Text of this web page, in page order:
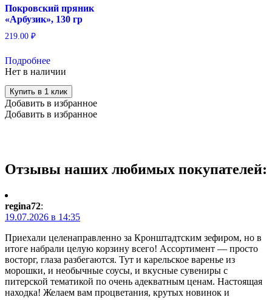
Покровский пряник
«Арбузик», 130 гр
219.00 ₽
Подробнее
Нет в наличии
Купить в 1 клик
Добавить в избранное
Добавить в избранное
Отзывы наших любимых покупателей:
regina72:
19.07.2026 в 14:35
Приехали целенаправленно за Кронштадтским зефиром, но в
итоге набрали целую корзину всего! Ассортимент — просто
восторг, глаза разбегаются. Тут и карельское варенье из
морошки, и необычные соусы, и вкусные сувениры с
питерской тематикой по очень адекватным ценам. Настоящая
находка! Желаем вам процветания, крутых новинок и